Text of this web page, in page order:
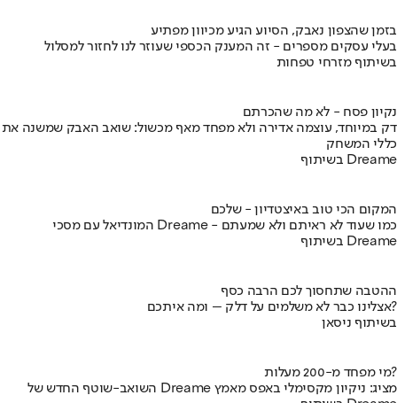
בזמן שהצפון נאבק, הסיוע הגיע מכיוון מפתיע
בעלי עסקים מספרים - זה המענק הכספי שעוזר לנו לחזור למסלול
בשיתוף מזרחי טפחות
נקיון פסח - לא מה שהכרתם
דק במיוחד, עוצמה אדירה ולא מפחד מאף מכשול: שואב האבק שמשנה את
כללי המשחק
בשיתוף Dreame
המקום הכי טוב באיצטדיון - שלכם
המונדיאל עם מסכי Dreame - כמו שעוד לא ראיתם ולא שמעתם
בשיתוף Dreame
ההטבה שתחסוך לכם הרבה כסף
אצלינו כבר לא משלמים על דלק – ומה איתכם?
בשיתוף ניסאן
מי מפחד מ-200 מעלות?
השואב-שוטף החדש של Dreame מציג: ניקיון מקסימלי באפס מאמץ